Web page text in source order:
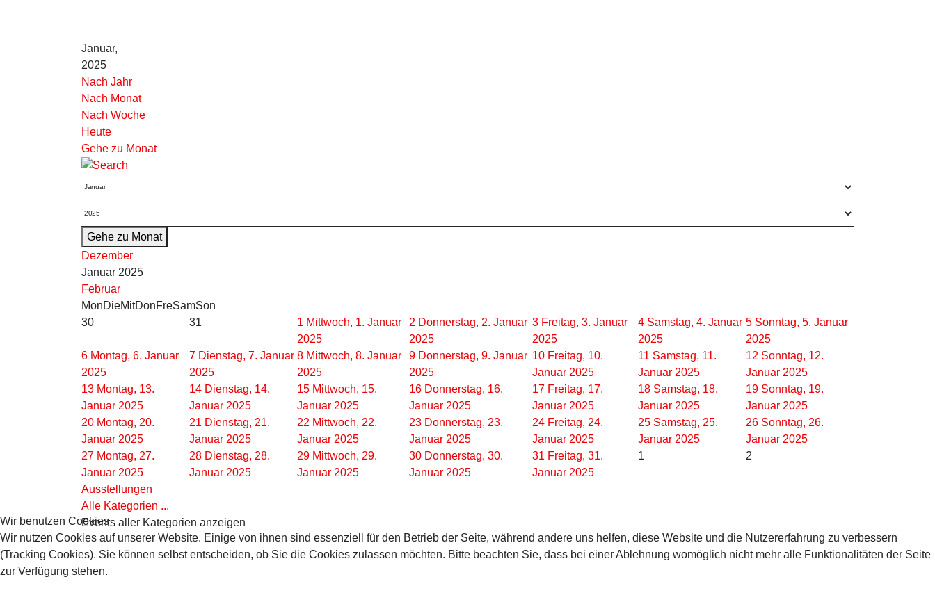
Januar,
2025
Nach Jahr
Nach Monat
Nach Woche
Heute
Gehe zu Monat
Gehe zu Monat
Dezember
Januar 2025
Februar
MonDieMitDonFreSamSon
30
31 1 Mittwoch, 1. Januar
2025
2 Donnerstag, 2. Januar
2025
3 Freitag, 3. Januar
2025
4 Samstag, 4. Januar
2025
5 Sonntag, 5. Januar
2025
6 Montag, 6. Januar
2025
7 Dienstag, 7. Januar
2025
8 Mittwoch, 8. Januar
2025
9 Donnerstag, 9. Januar
2025
10 Freitag, 10.
Januar 2025
11 Samstag, 11.
Januar 2025
12 Sonntag, 12.
Januar 2025
13 Montag, 13.
Januar 2025
14 Dienstag, 14.
Januar 2025
15 Mittwoch, 15.
Januar 2025
16 Donnerstag, 16.
Januar 2025
17 Freitag, 17.
Januar 2025
18 Samstag, 18.
Januar 2025
19 Sonntag, 19.
Januar 2025
20 Montag, 20.
Januar 2025
21 Dienstag, 21.
Januar 2025
22 Mittwoch, 22.
Januar 2025
23 Donnerstag, 23.
Januar 2025
24 Freitag, 24.
Januar 2025
25 Samstag, 25.
Januar 2025
26 Sonntag, 26.
Januar 2025
27 Montag, 27.
Januar 2025
28 Dienstag, 28.
Januar 2025
29 Mittwoch, 29.
Januar 2025
30 Donnerstag, 30.
Januar 2025
31 Freitag, 31.
Januar 2025
1 2
Ausstellungen
Alle Kategorien ...
Events aller Kategorien anzeigen
Wir benutzen Cookies
Wir nutzen Cookies auf unserer Website. Einige von ihnen sind essenziell für den Betrieb der Seite, während andere uns helfen, diese Website und die Nutzererfahrung zu verbessern
(Tracking Cookies). Sie können selbst entscheiden, ob Sie die Cookies zulassen möchten. Bitte beachten Sie, dass bei einer Ablehnung womöglich nicht mehr alle Funktionalitäten der Seite
zur Verfügung stehen.